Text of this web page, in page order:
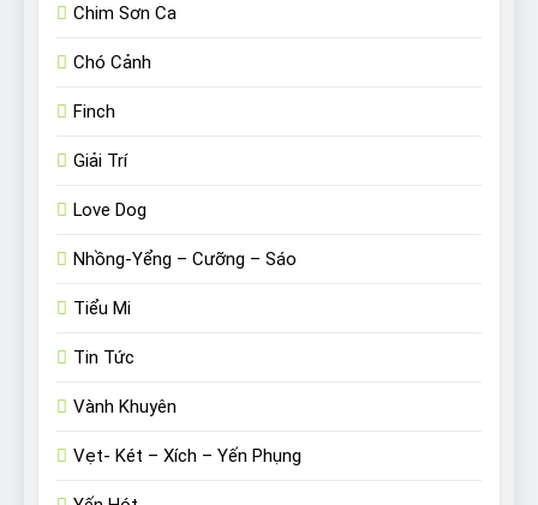
Chim Sơn Ca
Chó Cảnh
Finch
Giải Trí
Love Dog
Nhồng-Yểng – Cưỡng – Sáo
Tiểu Mi
Tin Tức
Vành Khuyên
Vẹt- Két – Xích – Yến Phụng